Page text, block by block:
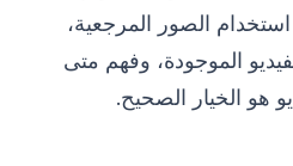
الصور المرجعية،
الموجودة، وفهم متى
هو الخيار الصحيح.